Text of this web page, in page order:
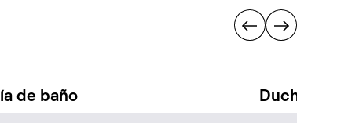
de baño Duchas